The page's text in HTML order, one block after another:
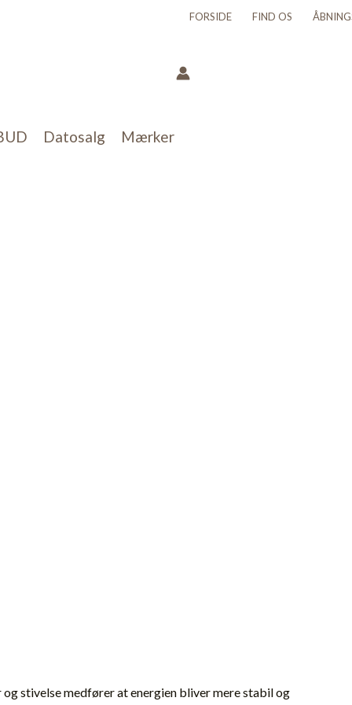
FORSIDE FIND OS
Datosalg Mærker
stivelse medfører at energien bliver mere stabil og